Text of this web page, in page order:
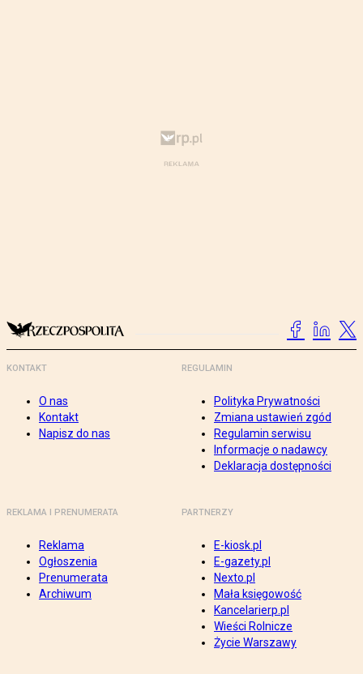
KONTAKT
O nas
Kontakt
Napisz do nas
REGULAMIN
Polityka Prywatności
Zmiana ustawień zgód
Regulamin serwisu
Informacje o nadawcy
Deklaracja dostępności
REKLAMA I PRENUMERATA
Reklama
Ogłoszenia
Prenumerata
Archiwum
PARTNERZY
E-kiosk.pl
E-gazety.pl
Nexto.pl
Mała księgowość
Kancelarierp.pl
Wieści Rolnicze
Życie Warszawy